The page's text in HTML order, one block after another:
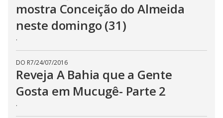
mostra Conceição do Almeida
neste domingo (31)
.
DO R7/24/07/2016
Reveja A Bahia que a Gente
Gosta em Mucugê- Parte 2
.